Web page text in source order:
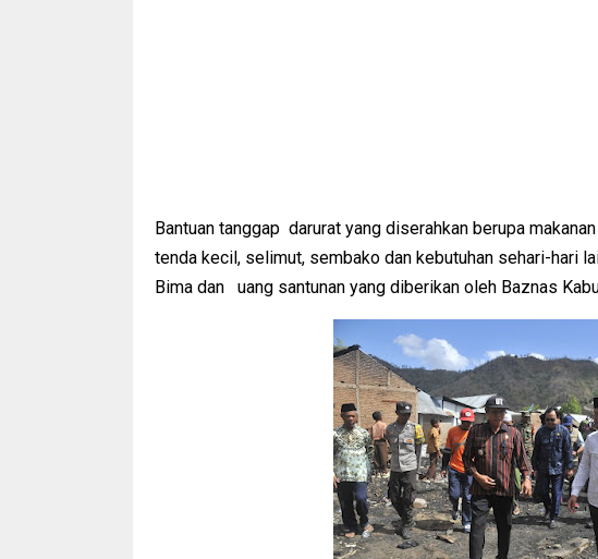
Bantuan tanggap darurat yang diserahkan berupa
tenda kecil, selimut, sembako dan kebutuhan sehari-hari
Bima dan uang santunan yang diberikan oleh Baznas